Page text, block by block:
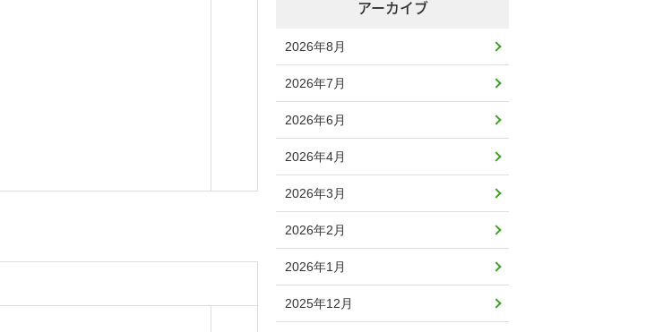
アーカイブ
2026年8月
2026年7月
2026年6月
2026年4月
2026年3月
2026年2月
2026年1月
2025年12月